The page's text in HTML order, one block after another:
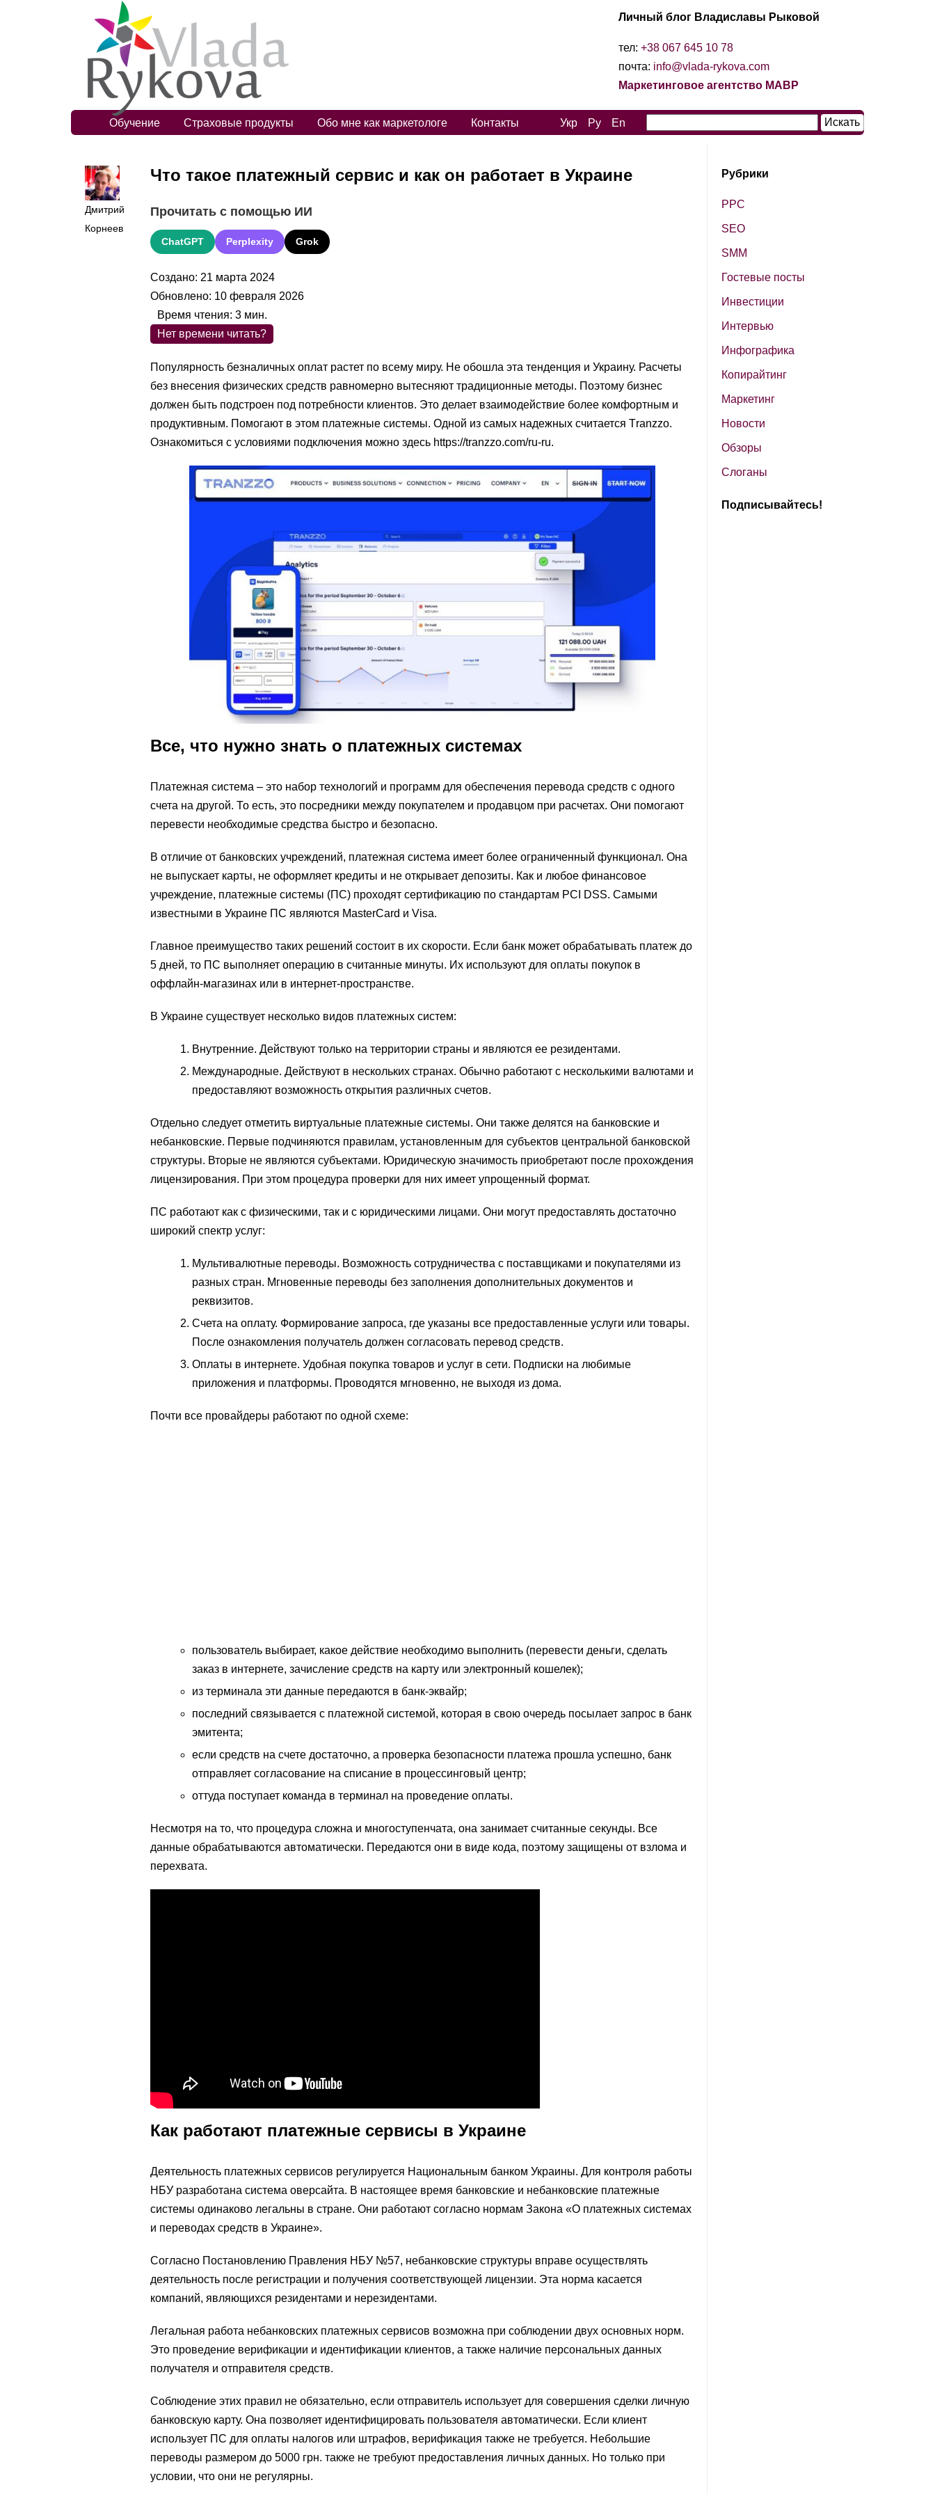
Личный блог Владиславы Рыковой
тел: +38 067 645 10 78
почта: info@vlada-rykova.com
Маркетинговое агентство МАВР
Обучение Страховые продукты Обо мне как маркетологе Контакты Укр Ру En
Дмитрий
Корнеев
Что такое платежный сервис и как он работает в Украине
Прочитать с помощью ИИ
ChatGPT Perplexity Grok
Создано: 21 марта 2024
Обновлено: 10 февраля 2026
Нет времени читать?
Время чтения: 3 мин.
Популярность безналичных оплат растет по всему миру. Не обошла эта тенденция и Украину. Расчеты
без внесения физических средств равномерно вытесняют традиционные методы. Поэтому бизнес
должен быть подстроен под потребности клиентов. Это делает взаимодействие более комфортным и
продуктивным. Помогают в этом платежные системы. Одной из самых надежных считается Тranzzo.
Ознакомиться с условиями подключения можно здесь https://tranzzo.com/ru-ru.
Все, что нужно знать о платежных системах
Платежная система – это набор технологий и программ для обеспечения перевода средств с одного
счета на другой. То есть, это посредники между покупателем и продавцом при расчетах. Они помогают
перевести необходимые средства быстро и безопасно.
В отличие от банковских учреждений, платежная система имеет более ограниченный функционал. Она
не выпускает карты, не оформляет кредиты и не открывает депозиты. Как и любое финансовое
учреждение, платежные системы (ПС) проходят сертификацию по стандартам PCI DSS. Самыми
известными в Украине ПС являются MasterCard и Visa.
Главное преимущество таких решений состоит в их скорости. Если банк может обрабатывать платеж до
5 дней, то ПС выполняет операцию в считанные минуты. Их используют для оплаты покупок в
оффлайн-магазинах или в интернет-пространстве.
В Украине существует несколько видов платежных систем:
Внутренние. Действуют только на территории страны и являются ее резидентами.
Международные. Действуют в нескольких странах. Обычно работают с несколькими валютами и
предоставляют возможность открытия различных счетов.
Отдельно следует отметить виртуальные платежные системы. Они также делятся на банковские и
небанковские. Первые подчиняются правилам, установленным для субъектов центральной банковской
структуры. Вторые не являются субъектами. Юридическую значимость приобретают после прохождения
лицензирования. При этом процедура проверки для них имеет упрощенный формат.
ПС работают как с физическими, так и с юридическими лицами. Они могут предоставлять достаточно
широкий спектр услуг:
Мультивалютные переводы. Возможность сотрудничества с поставщиками и покупателями из
разных стран. Мгновенные переводы без заполнения дополнительных документов и
реквизитов.
Счета на оплату. Формирование запроса, где указаны все предоставленные услуги или товары.
После ознакомления получатель должен согласовать перевод средств.
Оплаты в интернете. Удобная покупка товаров и услуг в сети. Подписки на любимые
приложения и платформы. Проводятся мгновенно, не выходя из дома.
Почти все провайдеры работают по одной схеме:
пользователь выбирает, какое действие необходимо выполнить (перевести деньги, сделать
заказ в интернете, зачисление средств на карту или электронный кошелек);
из терминала эти данные передаются в банк-эквайр;
последний связывается с платежной системой, которая в свою очередь посылает запрос в банк
эмитента;
если средств на счете достаточно, а проверка безопасности платежа прошла успешно, банк
отправляет согласование на списание в процессинговый центр;
оттуда поступает команда в терминал на проведение оплаты.
Несмотря на то, что процедура сложна и многоступенчата, она занимает считанные секунды. Все
данные обрабатываются автоматически. Передаются они в виде кода, поэтому защищены от взлома и
перехвата.
Как работают платежные сервисы в Украине
Деятельность платежных сервисов регулируется Национальным банком Украины. Для контроля работы
НБУ разработана система оверсайта. В настоящее время банковские и небанковские платежные
системы одинаково легальны в стране. Они работают согласно нормам Закона «О платежных системах
и переводах средств в Украине».
Согласно Постановлению Правления НБУ №57, небанковские структуры вправе осуществлять
деятельность после регистрации и получения соответствующей лицензии. Эта норма касается
компаний, являющихся резидентами и нерезидентами.
Легальная работа небанковских платежных сервисов возможна при соблюдении двух основных норм.
Это проведение верификации и идентификации клиентов, а также наличие персональных данных
получателя и отправителя средств.
Соблюдение этих правил не обязательно, если отправитель использует для совершения сделки личную
банковскую карту. Она позволяет идентифицировать пользователя автоматически. Если клиент
использует ПС для оплаты налогов или штрафов, верификация также не требуется. Небольшие
переводы размером до 5000 грн. также не требуют предоставления личных данных. Но только при
условии, что они не регулярны.
Рубрики
PPC
SЕО
SМM
Гостевые посты
Инвестиции
Интервью
Инфографика
Копирайтинг
Маркетинг
Новости
Обзоры
Слоганы
Подписывайтесь!